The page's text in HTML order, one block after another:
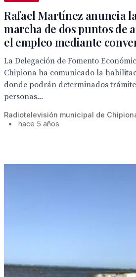
Rafael Martínez anuncia
marcha de dos puntos de
el empleo mediante
La Delegación de Fomento
Chipiona ha comunicado la
donde podrán determinados
personas...
Radiotelevisión municipal de
•
hace 5 años